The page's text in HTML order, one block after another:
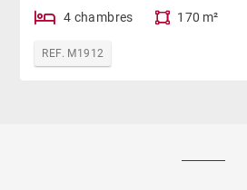
4 chambres 170 m²
REF. M1912